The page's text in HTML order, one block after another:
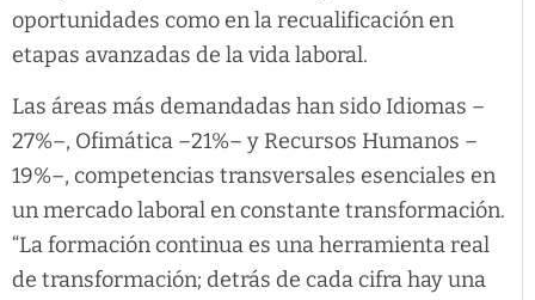
oportunidades como en la recualificación en
etapas avanzadas de la vida laboral.
Las áreas más demandadas han sido Idiomas –
27%–, Ofimática –21%– y Recursos Humanos –
19%–, competencias transversales esenciales en
un mercado laboral en constante transformación.
“La formación continua es una herramienta real
de transformación; detrás de cada cifra hay una